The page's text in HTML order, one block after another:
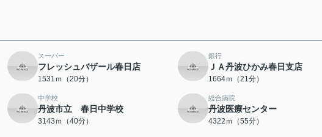
スーパー
フレッシュバザール春日店
1531ｍ（20分）
銀行
ＪＡ丹波ひかみ春日支店
1664ｍ（21分）
中学校
丹波市立 春日中学校
3143ｍ（40分）
総合病院
丹波医療センター
4322ｍ（55分）